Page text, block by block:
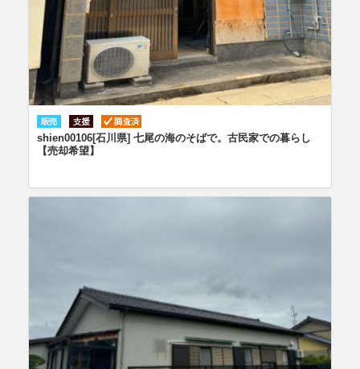
shien00106[石川県] 七尾の海のそばで。古民家での暮らし
【売却希望】